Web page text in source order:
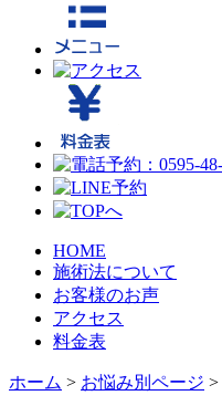
HOME
施術法について
お客様のお声
アクセス
料金表
ホーム > お悩み別ページ >